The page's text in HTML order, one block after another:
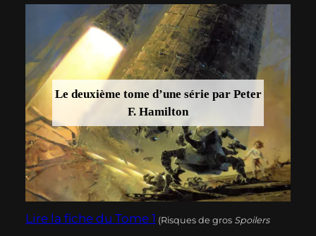
Le deuxième tome d’une série par Peter
F. Hamilton
Lire la fiche du Tome 1 (Risques de gros Spoilers